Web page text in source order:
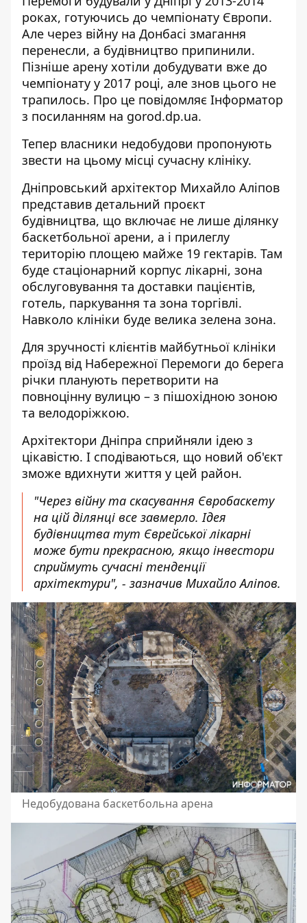
роках, готуючись до чемпіонату Європи.
Але через війну на Донбасі змагання
перенесли, а будівництво припинили.
Пізніше арену хотіли добудувати вже до
чемпіонату у 2017 році, але знов цього не
трапилось. Про це повідомляє Інформатор
з посиланням на gorod.dp.ua.
Тепер власники недобудови пропонують
звести на цьому місці сучасну клініку.
Дніпровський архітектор Михайло Аліпов
представив детальний проєкт
будівництва, що включає не лише ділянку
баскетбольної арени, а і прилеглу
територію площею майже 19 гектарів. Там
буде стаціонарний корпус лікарні, зона
обслуговування та доставки пацієнтів,
готель, паркування та зона торгівлі.
Навколо клініки буде велика зелена зона.
Для зручності клієнтів майбутньої клініки
проїзд від Набережної Перемоги до берега
річки планують перетворити на
повноцінну вулицю – з пішохідною зоною
та велодоріжкою.
Архітектори Дніпра сприйняли ідею з
цікавістю. І сподіваються, що новий об'єкт
зможе вдихнути життя у цей район.
"Через війну та скасування Євробаскету
на цій ділянці все завмерло. Ідея
будівництва тут Єврейської лікарні
може бути прекрасною, якщо інвестори
сприймуть сучасні тенденції
архітектури", - зазначив Михайло Аліпов.
Недобудована баскетбольна арена